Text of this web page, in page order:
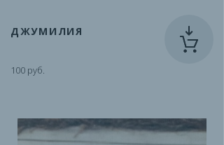
ДЖУМИЛИЯ
100 руб.